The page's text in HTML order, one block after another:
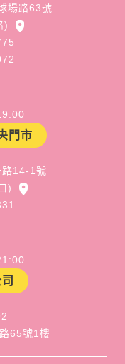
場路63號
)
門市
路14-1號
)
65號1樓